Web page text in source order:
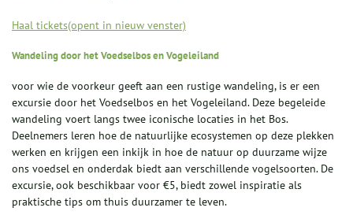
Haal tickets(opent in nieuw venster)
Wandeling door het Voedselbos en Vogeleiland
voor wie de voorkeur geeft aan een rustige wandeling, is er een
excursie door het Voedselbos en het Vogeleiland. Deze begeleide
wandeling voert langs twee iconische locaties in het Bos.
Deelnemers leren hoe de natuurlijke ecosystemen op deze plekken
werken en krijgen een inkijk in hoe de natuur op duurzame wijze
ons voedsel en onderdak biedt aan verschillende vogelsoorten. De
excursie, ook beschikbaar voor €5, biedt zowel inspiratie als
praktische tips om thuis duurzamer te leven.